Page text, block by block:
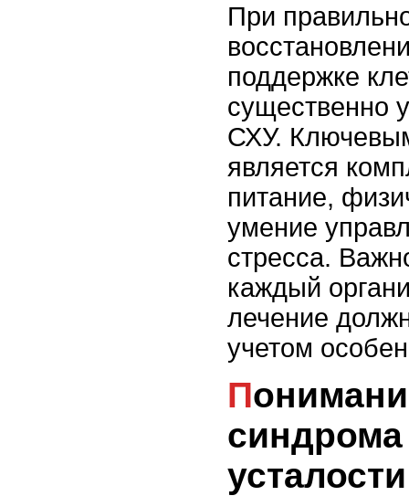
При
поддержке
существенно
СХУ.
является
питание,
умение
стресса.
каждый
лечение
учетом
Понимание причин
усталости